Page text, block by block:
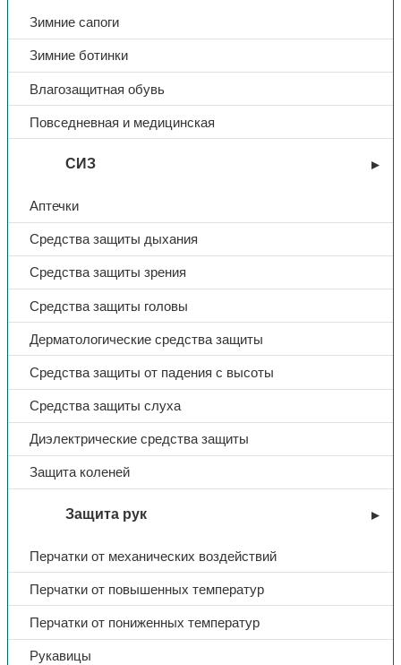
Зимние сапоги
Зимние ботинки
Влагозащитная обувь
Повседневная и медицинская
СИЗ
Аптечки
Средства защиты дыхания
Средства защиты зрения
Средства защиты головы
Дерматологические средства защиты
Средства защиты от падения с высоты
Средства защиты слуха
Диэлектрические средства защиты
Защита коленей
Защита рук
Перчатки от механических воздействий
Перчатки от повышенных температур
Перчатки от пониженных температур
Рукавицы
Материал стропа
оболочке
Температурный
диапазон
Статическая прочность 15 кН
Раскрытие карабина/ов